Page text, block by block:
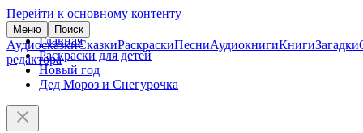
Перейти к основному контенту
Меню Поиск
АудиосказкиСказкиРаскраскиПесниАудиокнигиКнигиЗагадки
редактора
Главная
Раскраски для детей
Новый год
Дед Мороз и Снегурочка